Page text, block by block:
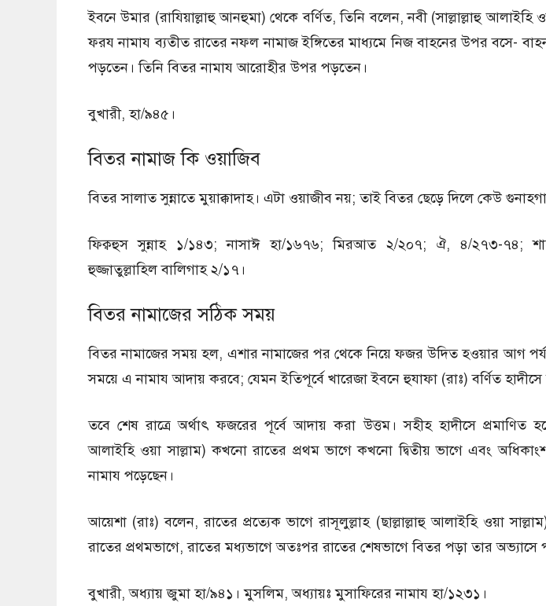
ইবনে উমার (রাযিয়াল্লাহু আনহুমা) থেকে বর্ণিত, তিনি বলেন, নবী (সাল্লাল্লাহু আলাইহি
ফরয নামায ব্যতীত রাতের নফল নামাজ ইঙ্গিতের মাধ্যমে নিজ বাহনের উপর বসে-
পড়তেন। তিনি বিতর নামায আরোহীর উপর পড়তেন।
বুখারী, হা/৯৪৫।
বিতর নামাজ কি ওয়াজিব
বিতর সালাত সুন্নাতে মুয়াক্কাদাহ। এটা ওয়াজীব নয়; তাই বিতর ছেড়ে দিলে কেউ
ফিক্বহুস সুন্নাহ ১/১৪৩; নাসাঈ হা/১৬৭৬; মিরআত ২/২০৭; ঐ, ৪/২৭৩-৭৪;
হুজ্জাতুল্লাহিল বালিগাহ ২/১৭।
বিতর নামাজের সঠিক সময়
বিতর নামাজের সময় হল, এশার নামাজের পর থেকে নিয়ে ফজর উদিত হওয়ার আগ
সময়ে এ নামায আদায় করবে; যেমন ইতিপূর্বে খারেজা ইবনে হুযাফা (রাঃ) বর্ণিত হাদীসে
তবে শেষ রাত্রে অর্থাৎ ফজরের পূর্বে আদায় করা উত্তম। সহীহ হাদীসে প্রমাণিত
আলাইহি ওয়া সাল্লাম) কখনাে রাতের প্রথম ভাগে কখনাে দ্বিতীয় ভাগে এবং
নামায পড়েছেন।
আয়েশা (রাঃ) বলেন, রাতের প্রত্যেক ভাগে রাসূলুল্লাহ (ছাল্লাল্লাহু আলাইহি ওয়া
রাতের প্রথমভাগে, রাতের মধ্যভাগে অতঃপর রাতের শেষভাগে বিতর পড়া তার অভ্যাসে
বুখারী, অধ্যায় জুমা হা/৯৪১। মুসলিম, অধ্যায়ঃ মুসাফিরের নামায হা/১২৩১।